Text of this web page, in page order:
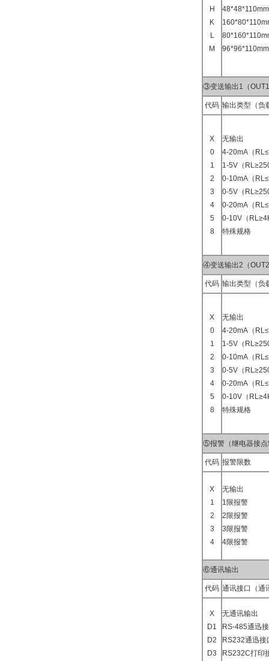
H
K
L
M
③变送输出1（
代码 输出类型（负
X
0
1
2
3
4
5
8
无输出
4-20mA（
1-5V（
0-10mA（
0-5V（
0-20mA（
0-10V（
特殊规格
④变送输出2（
代码 输出类型（负
X
0
1
2
3
4
5
8
无输出
4-20mA（
1-5V（
0-10mA（
0-5V（
0-20mA（
0-10V（
特殊规格
⑤报警（继电器接点
代码 报警限数
X
1
2
3
4
无输出
1限报警
2限报警
3限报警
4限报警
⑥通讯输出
代码 通讯接口（通
X
D1
D2
D3
无通讯输出
RS-485通迅
RS232通迅
RS232C打印